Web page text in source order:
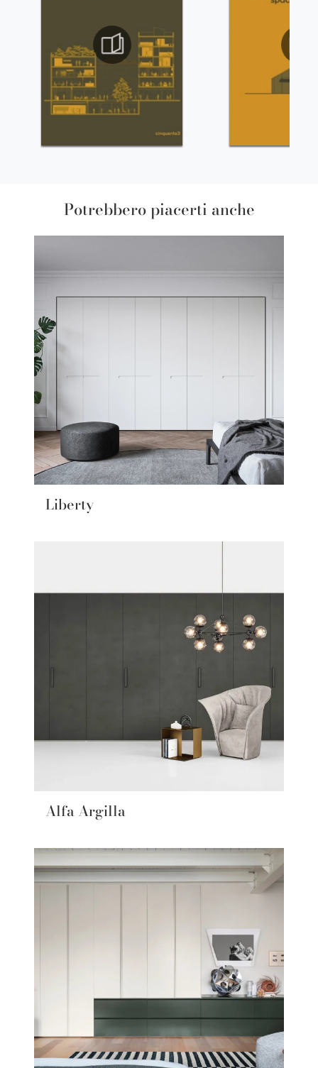
Potrebbero piacerti anche
Liberty
Alfa Argilla